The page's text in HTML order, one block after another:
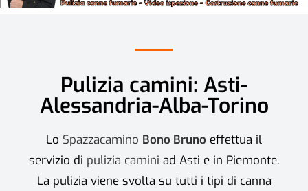
Pulizia camini: Asti-
Alessandria-Alba-Torino
Lo Spazzacamino Bono Bruno effettua il
servizio di pulizia camini ad Asti e in Piemonte.
La pulizia viene svolta su tutti i tipi di canna